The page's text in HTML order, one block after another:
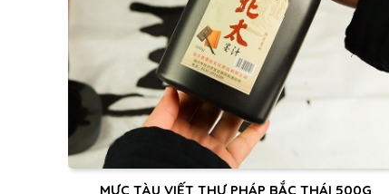
MỰC TÀU VIẾT THƯ PHÁP BẮC THÁI 500G